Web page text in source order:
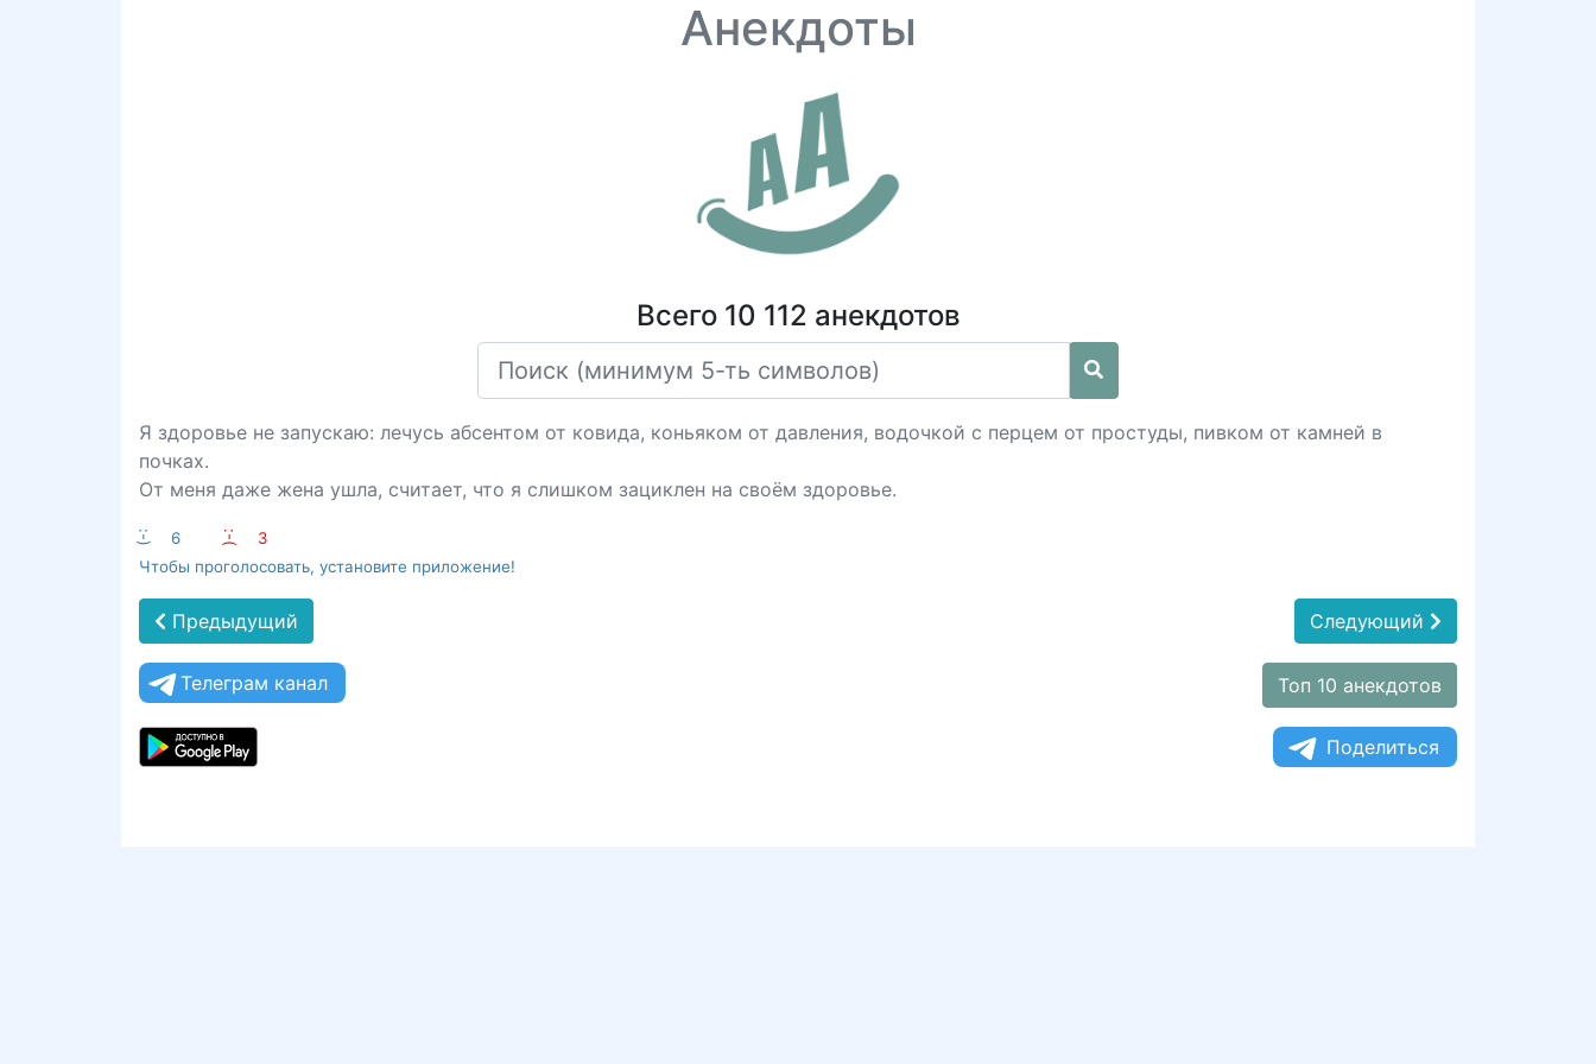
Анекдоты
Всего 10 112 анекдотов
Я здоровье не запускаю: лечусь абсентом от ковида, коньяком от давления, водочкой с перцем от простуды, пивком от камней в
почках.
От меня даже жена ушла, считает, что я слишком зациклен на своём здоровье.
:-) 6 :-(
3
Чтобы проголосовать, установите приложение!
Предыдущий Следующий
Телеграм канал Топ 10 анекдотов
Поделиться